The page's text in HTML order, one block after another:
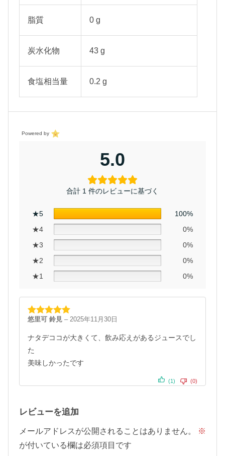
脂質 0 g
炭水化物 43 g
食塩相当量 0.2 g
Powered by
5.0
合計 1 件のレビューに基づく
★5
100%
★4
0%
★3
0%
★2
0%
★1
0%
5段階中5の
悠里可 鈴見 – 2025年11月30日
ナタデココが大きくて、飲み応えがあるジュースでし
た
美味しかったです
(1) (0)
レビューを追加
メールアドレスが公開されることはありません。
※
が付いている欄は必須項目です